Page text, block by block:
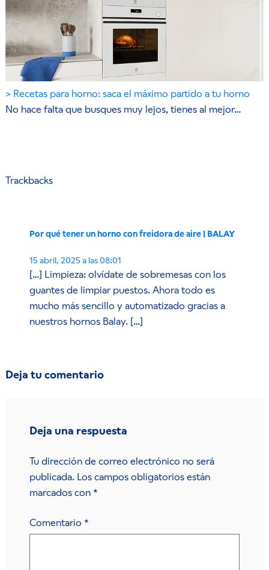
Recetas para horno: saca el máximo partido a tu horno
No hace falta que busques muy lejos, tienes al mejor…
Trackbacks
Por qué tener un horno con freidora de aire | BALAY
15 abril, 2025 a las 08:01
[…] Limpieza: olvídate de sobremesas con los
guantes de limpiar puestos. Ahora todo es
mucho más sencillo y automatizado gracias a
nuestros hornos Balay. […]
Deja tu comentario
Deja una respuesta
Tu dirección de correo electrónico no será
publicada. Los campos obligatorios están
marcados con *
Comentario *